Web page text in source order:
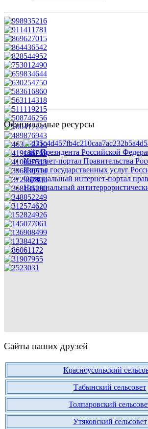
Официальные ресурсы
сайт Президента Российской
Интернет-портал Правительства
Портал государственных услуг
Официальный интернет-портал
Национальный
Сайты наших друзей
Красноусольский
Табынский сельсовет
Толпаровский
Утяковский сельсовет